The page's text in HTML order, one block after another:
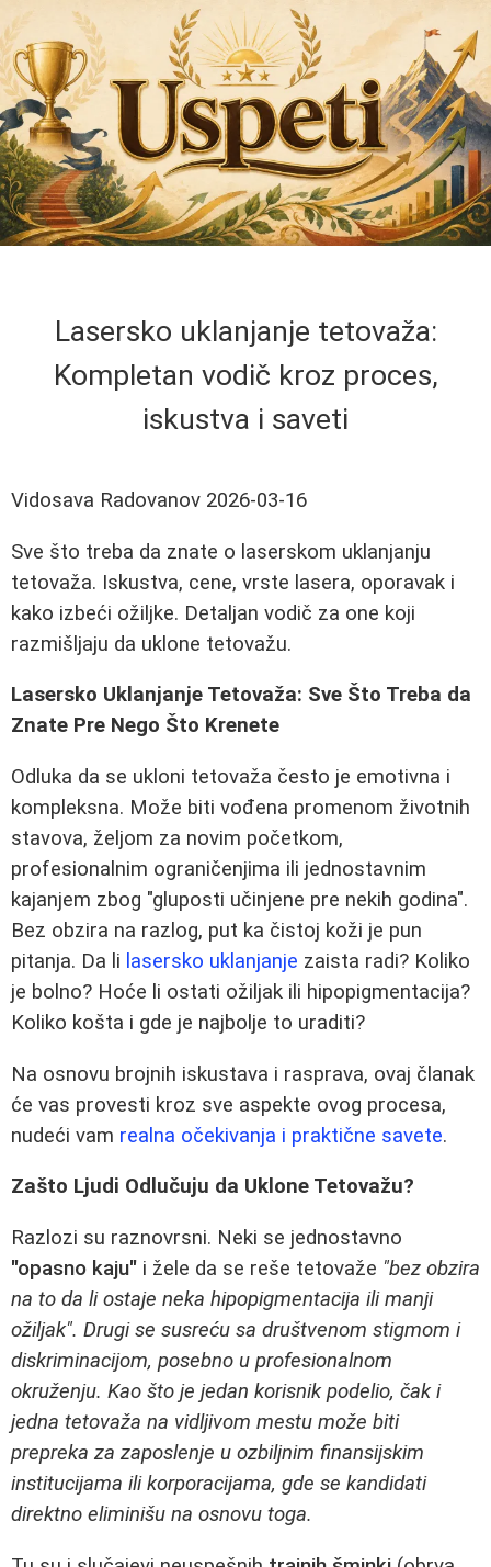
Lasersko uklanjanje tetovaža:
Kompletan vodič kroz proces,
iskustva i saveti
Vidosava Radovanov 2026-03-16
Sve što treba da znate o laserskom uklanjanju
tetovaža. Iskustva, cene, vrste lasera, oporavak i
kako izbeći ožiljke. Detaljan vodič za one koji
razmišljaju da uklone tetovažu.
Lasersko Uklanjanje Tetovaža: Sve Što Treba da
Znate Pre Nego Što Krenete
Odluka da se ukloni tetovaža često je emotivna i
kompleksna. Može biti vođena promenom životnih
stavova, željom za novim početkom,
profesionalnim ograničenjima ili jednostavnim
kajanjem zbog "gluposti učinjene pre nekih godina".
Bez obzira na razlog, put ka čistoj koži je pun
pitanja. Da li lasersko uklanjanje zaista radi? Koliko
je bolno? Hoće li ostati ožiljak ili hipopigmentacija?
Koliko košta i gde je najbolje to uraditi?
Na osnovu brojnih iskustava i rasprava, ovaj članak
će vas provesti kroz sve aspekte ovog procesa,
nudeći vam realna očekivanja i praktične savete.
Zašto Ljudi Odlučuju da Uklone Tetovažu?
Razlozi su raznovrsni. Neki se jednostavno
"opasno kaju" i žele da se reše tetovaže "bez obzira
na to da li ostaje neka hipopigmentacija ili manji
ožiljak". Drugi se susreću sa društvenom stigmom i
diskriminacijom, posebno u profesionalnom
okruženju. Kao što je jedan korisnik podelio, čak i
jedna tetovaža na vidljivom mestu može biti
prepreka za zaposlenje u ozbiljnim finansijskim
institucijama ili korporacijama, gde se kandidati
direktno eliminišu na osnovu toga.